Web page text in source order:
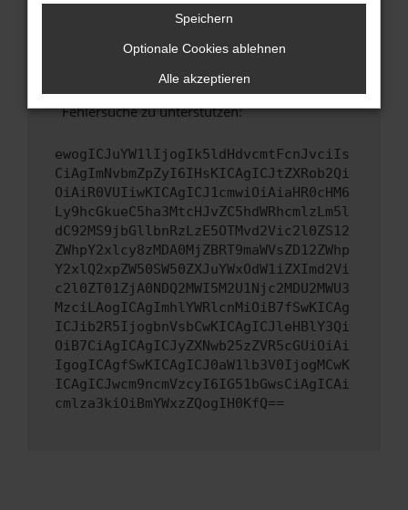
Wende dich an den Webseitenbetreiber.
Wenn du alle oben genannten Schritte versucht
hast, kontaktiere uns bitte. Wir werden
versuchen, das Problem zu beheben. Du kannst
uns diesen Text schicken, um uns bei der
Fehlersuche zu unterstützen:
ewogICJuYW1lIjogIk5ldHdvcmtFcnJvciIs
CiAgImNvbmZpZyI6IHsKICAgICJtZXRob2Qi
OiAiR0VUIiwKICAgICJ1cmwiOiAiaHR0cHM6
Ly9hcGkueC5ha3MtcHJvZC5hdWRhcmlzLm5l
dC92MS9jbGllbnRzLzE5OTMvd2Vic2l0ZS12
ZWhpY2xlcy8zMDA0MjZBRT9maWVsZD12ZWhp
Y2xlQ2xpZW50SW50ZXJuYWxOdW1iZXImd2Vi
c2l0ZT01ZjA0NDQ2MWI5M2U1Njc2MDU2MWU3
MzciLAogICAgImhlYWRlcnMiOiB7fSwKICAg
ICJib2R5IjogbnVsbCwKICAgICJleHBlY3Qi
OiB7CiAgICAgICJyZXNwb25zZVR5cGUiOiAi
IgogICAgfSwKICAgICJ0aW1lb3V0IjogMCwK
ICAgICJwcm9ncmVzcyI6IG51bGwsCiAgICAi
cmlza3kiOiBmYWxzZQogIH0KfQ==
Speichern
Optionale Cookies ablehnen
Alle akzeptieren